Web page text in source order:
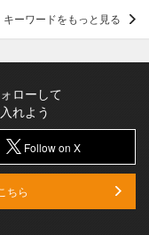
キーワードをもっと見る
ローして
れよう
Follow on X
ちら